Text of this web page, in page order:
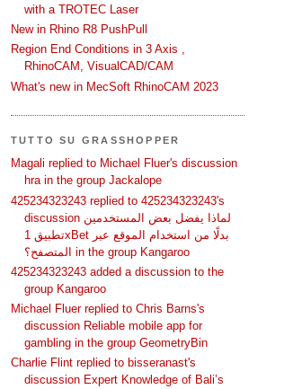
with a TROTEC Laser
New in Rhino R8 PushPull
Region End Conditions in 3 Axis ,
RhinoCAM, VisualCAD/CAM
What's new in MecSoft RhinoCAM 2023
TUTTO SU GRASSHOPPER
Magali replied to Michael Fluer's discussion
hra in the group Jackalope
425234323243 replied to 425234323243's
discussion لماذا يفضل بعض المستخدمين
تطبيق 1xBet بدلًا من استخدام الموقع عبر
المتصفح؟ in the group Kangaroo
425234323243 added a discussion to the
group Kangaroo
Michael Fluer replied to Chris Barns's
discussion Reliable mobile app for
gambling in the group GeometryBin
Charlie Flint replied to bisseranast's
discussion Expert Knowledge of Bali’s